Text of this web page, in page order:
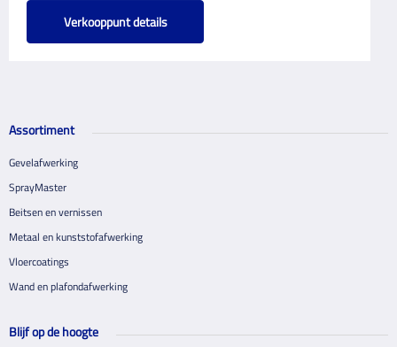
Verkooppunt details
Assortiment
Gevelafwerking
SprayMaster
Beitsen en vernissen
Metaal en kunststofafwerking
Vloercoatings
Wand en plafondafwerking
Blijf op de hoogte